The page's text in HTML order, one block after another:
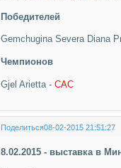
Победителей
Gemchugina Severa Diana
Чемпионов
Gjel Arietta -САС
Поделиться08-02-2015 21:51:27
8.02.2015 - выставка в